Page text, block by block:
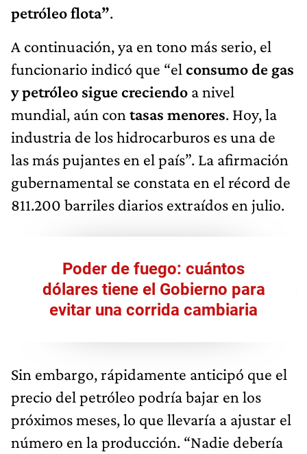
petróleo flota”.
A continuación, ya en tono más serio, el
funcionario indicó que “el consumo de gas
y petróleo sigue creciendo a nivel
mundial, aún con tasas menores. Hoy, la
industria de los hidrocarburos es una de
las más pujantes en el país”. La afirmación
gubernamental se constata en el récord de
811.200 barriles diarios extraídos en julio.
Poder de fuego: cuántos
dólares tiene el Gobierno para
evitar una corrida cambiaria
Sin embargo, rápidamente anticipó que el
precio del petróleo podría bajar en los
próximos meses, lo que llevaría a ajustar el
número en la producción. “Nadie debería